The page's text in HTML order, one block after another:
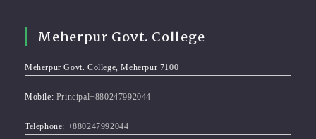
Meherpur Govt. College
Meherpur Govt. College, Meherpur 7100
Mobile: Principal+880247992044
Telephone: +880247992044